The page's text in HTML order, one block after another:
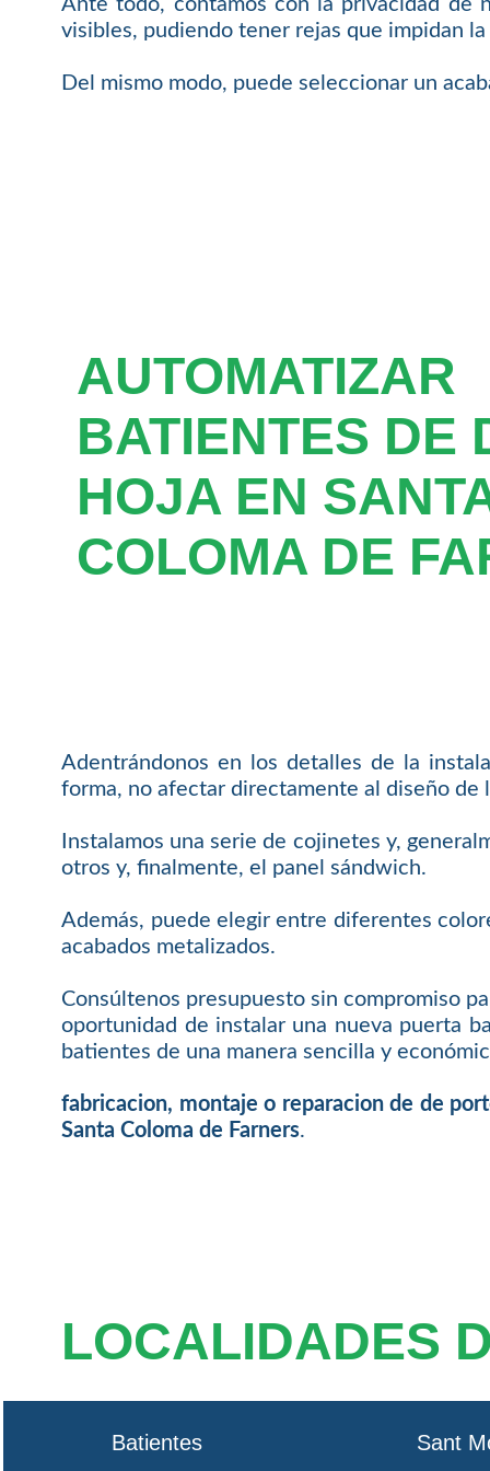
visibles, pudiendo tener rejas que impidan
Del mismo modo, puede seleccionar un
AUTOMATIZAR
BATIENTES DE
HOJA EN
COLOMA DE
Adentrándonos en los detalles de la
forma, no afectar directamente al diseño de
Instalamos una serie de cojinetes y,
otros y, finalmente, el panel sándwich.
Además, puede elegir entre diferentes
acabados metalizados.
Consúltenos presupuesto sin compromiso
oportunidad de instalar una nueva puerta
batientes de una manera sencilla y
fabricacion, montaje o reparacion de de
Santa Coloma de Farners.
LOCALIDADES
Batientes Sant